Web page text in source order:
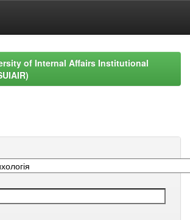
of Internal Affairs Institutional